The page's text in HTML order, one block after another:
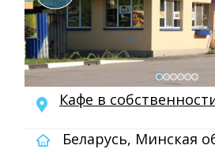
Кафе в
Беларусь, Минская